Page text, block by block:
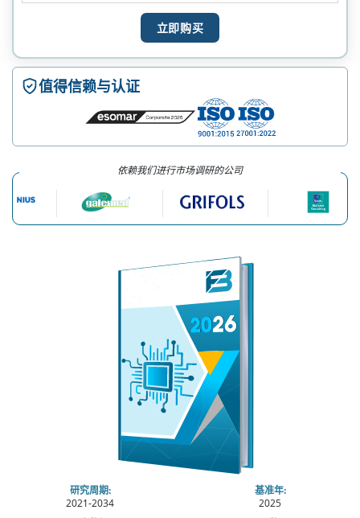
立即购买
值得信赖与认证
依赖我们进行市场调研的公司
研究周期:
2021-2034
基准年:
2025